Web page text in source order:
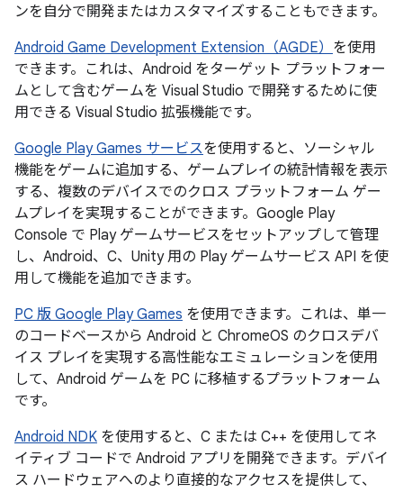
ンを自分で開発またはカスタマイズすることもできます。
Android Game Development Extension（AGDE） を使用
できます。これは、Android をターゲット プラットフォー
ムとして含むゲームを Visual Studio で開発するために使
用できる Visual Studio 拡張機能です。
Google Play Games サービスを使用すると、ソーシャル
機能をゲームに追加する、ゲームプレイの統計情報を表示
する、複数のデバイスでのクロス プラットフォーム ゲー
ムプレイを実現することができます。Google Play
Console で Play ゲームサービスをセットアップして管理
し、Android、C、Unity 用の Play ゲームサービス API を使
用して機能を追加できます。
PC 版 Google Play Games を使用できます。これは、単一
のコードベースから Android と ChromeOS のクロスデバ
イス プレイを実現する高性能なエミュレーションを使用
して、Android ゲームを PC に移植するプラットフォーム
です。
Android NDK を使用すると、C または C++ を使用してネ
イティブ コードで Android アプリを開発できます。デバイ
ス ハードウェアへのより直接的なアクセスを提供して、